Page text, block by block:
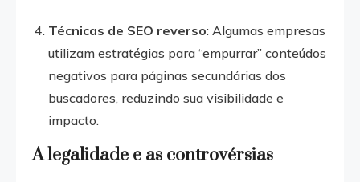
Técnicas de SEO reverso: Algumas empresas
utilizam estratégias para “empurrar” conteúdos
negativos para páginas secundárias dos
buscadores, reduzindo sua visibilidade e
impacto.
A legalidade e as controvérsias